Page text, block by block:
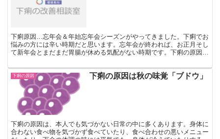
下痢原因…忘年会＆年始忘年会シーズンがやってきました。下痢でお
悩みの方には辛い時期だと思います。忘年会が終われば、お正月そし
て新年会とまだまだ胃腸が休める気配がない時期です。下痢の原因は
下痢の原因 下痢の原因は秋の味覚「ブドウ」
下痢の原因は、本人でも気づかない日常の中に多くあります。身体に
合わない食べ物を気づかず食べていたり、食べ合わせの悪いメニュー